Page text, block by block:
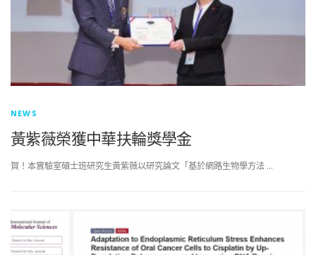
NEWS
黃紫薇榮獲中華扶輪獎學金
賀！本實驗室碩士班研究生黃紫薇以研究論文「基於網路生物學方法 …